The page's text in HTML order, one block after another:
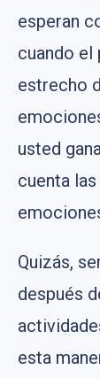
esperan
cuando el
estrecho
usted
cuenta
Quizás,
después
esta